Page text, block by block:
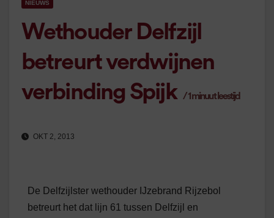
NIEUWS
Wethouder Delfzijl
betreurt verdwijnen
verbinding Spijk
/1 minuut leestijd
OKT 2, 2013
De Delfzijlster wethouder IJzebrand Rijzebol
betreurt het dat lijn 61 tussen Delfzijl en